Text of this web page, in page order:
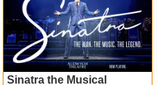
Sinatra the Musical